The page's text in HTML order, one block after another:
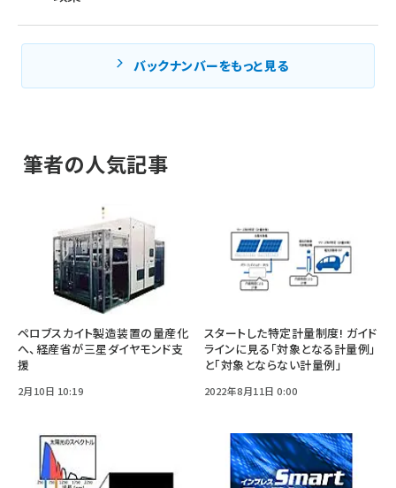
バックナンバーをもっと見る
筆者の人気記事
ペロブスカイト製造装置の量産化
へ、経産省が三星ダイヤモンド支
援
2月10日 10:19
スタートした特定計量制度! ガイド
ラインに見る「対象となる計量例」
と「対象とならない計量例」
2022年8月11日 0:00